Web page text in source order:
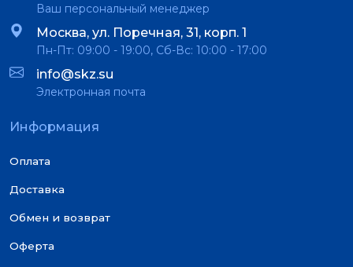
Ваш персональный менеджер
Москва, ул. Поречная, 31, корп. 1
Пн-Пт: 09:00 - 19:00, Сб-Вс: 10:00 - 17:00
info@skz.su
Электронная почта
Информация
Оплата
Доставка
Обмен и возврат
Оферта